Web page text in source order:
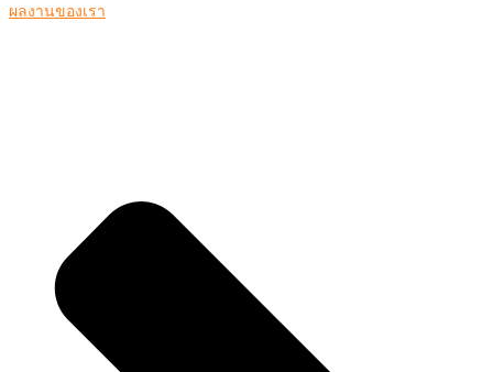
ผลงานของเรา